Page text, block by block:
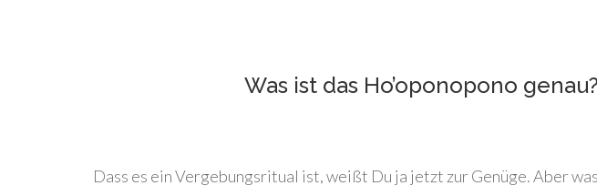
Was ist das Ho’oponopono
Dass es ein Vergebungsritual ist, weißt Du ja jetzt zur Genüge. Aber